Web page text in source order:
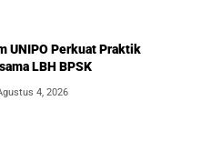
UNIPO Perkuat Praktik
LBH BPSK
4, 2026